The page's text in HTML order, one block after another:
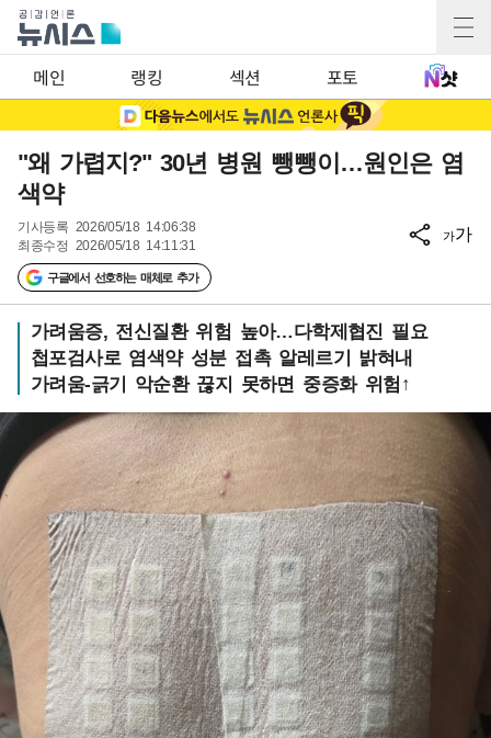
메인 랭킹 섹션 포토
"왜 가렵지?" 30년 병원 뺑뺑이…원인은 염
색약
기사등록 2026/05/18 14:06:38
최종수정 2026/05/18 14:11:31
구글에서 선호하는 매체로 추가
가가
가려움증, 전신질환 위험 높아…다학제협진 필요
첩포검사로 염색약 성분 접촉 알레르기 밝혀내
가려움-긁기 악순환 끊지 못하면 중증화 위험↑